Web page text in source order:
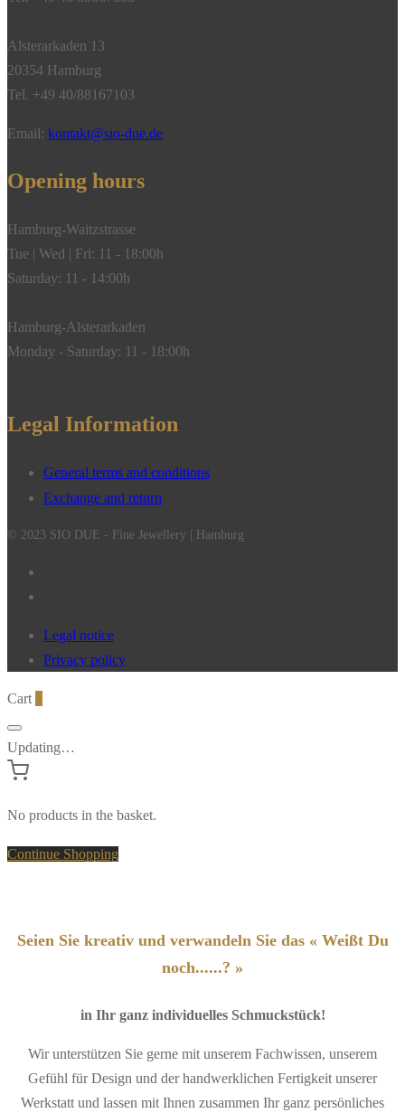
Alsterarkaden 13
20354 Hamburg
Tel. +49 40/88167103
Email: kontakt@sio-due.de
Opening hours
Hamburg-Waitzstrasse
Tue | Wed | Fri: 11 - 18:00h
Saturday: 11 - 14:00h
Hamburg-Alsterarkaden
Monday - Saturday: 11 - 18:00h
Legal Information
General terms and conditions
Exchange and return
© 2023 SIO DUE - Fine Jewellery | Hamburg
Legal notice
Privacy policy
Cart
Updating…
No products in the basket.
Continue Shopping
Seien Sie kreativ und verwandeln Sie das « Weißt Du
noch......? »
in Ihr ganz individuelles Schmuckstück!
Wir unterstützen Sie gerne mit unserem Fachwissen, unserem
Gefühl für Design und der handwerklichen Fertigkeit unserer
Werkstatt und lassen mit Ihnen zusammen Ihr ganz persönliches